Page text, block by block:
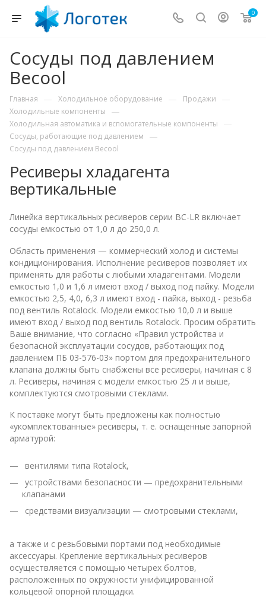
0
Сосуды под давлением
Becool
Главная — Холодильное оборудование — Продажи —
Холодильные компоненты —
Холодильная автоматика и вспомогательные компоненты —
Сосуды, работающие под давлением —
Сосуды под давлением Becool
Ресиверы хладагента
вертикальные
Линейка вертикальных ресиверов серии BC-LR включает
сосуды емкостью от 1,0 л до 250,0 л.
Область применения — коммерческий холод и системы
кондиционирования. Исполнение ресиверов позволяет их
применять для работы с любыми хладагентами. Модели
емкостью 1,0 и 1,6 л имеют вход / выход под пайку. Модели
емкостью 2,5, 4,0, 6,3 л имеют вход - пайка, выход - резьба
под вентиль Rotalock. Модели емкостью 10,0 л и выше
имеют вход / выход под вентиль Rotalock. Просим обратить
Ваше внимание, что согласно «Правил устройства и
безопасной эксплуатации сосудов, работающих под
давлением ПБ 03-576-03» портом для предохранительного
клапана должны быть снабжены все ресиверы, начиная с 8
л. Ресиверы, начиная с модели емкостью 25 л и выше,
комплектуются смотровыми стеклами.
К поставке могут быть предложены как полностью
«укомплектованные» ресиверы, т. е. оснащенные запорной
арматурой:
вентилями типа Rotalock,
устройствами безопасности — предохранительными
клапанами
средствами визуализации — смотровыми стеклами,
а также и с резьбовыми портами под необходимые
аксессуары. Крепление вертикальных ресиверов
осуществляется с помощью четырех болтов,
расположенных по окружности унифицированной
кольцевой опорной площадки.